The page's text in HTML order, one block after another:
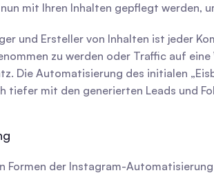
mit Ihren Inhalten gepflegt werden,
und Ersteller von Inhalten ist jeder
zu werden oder Traffic auf
Die Automatisierung des initialen
tiefer mit den generierten Leads und
Formen der Instagram-